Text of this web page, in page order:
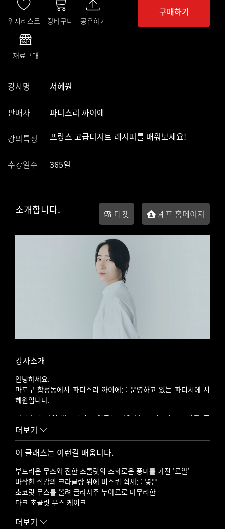
위시리스트 장바구니 공유하기
재료구매
구매하기
강사명 서혜원
판매자 파티스리 까이에
강의특징 프랑스 고급디저트 레시피를 배워보세요!
수강일수 365일
소개합니다. 마켓 셰프 홈페이지
강사소개
안녕하세요.
마포구 합정동에서 파티스리 까이에를 운영하고 있는 파티시에 서
혜원입니다.
파티스리 까이에는 디저트 연구노트(Cahiers du dessert)를 줄
여,
까이에로 이름을 지은 제과점입니다.
프랑스어로 파티스리(pâtisserie)는 제과점, 까이에(cahier)는 노
트를 뜻합니다.
어렵고 생소할 수 있는 프랑스 디저트를 쉽고 편안하게
즐기셨으면 하는 마음으로 강의를 만들게 되었습니다.
현장에서 직접 경험하며 얻은 노하우를 어렵지 않게 전해드리겠습
니다.
더보기
이 클래스는 이런걸 배웁니다.
부드러운 무스와 진한 초콜릿의 조화로운 풍미를 가진 '로얄'
바삭한 식감의 크라클랑 위에 비스퀴 쉭세를 넣은
초코릿 무스를 올려 글라사주 누아르로 마무리한
다크 초콜릿 무스 케이크
더보기